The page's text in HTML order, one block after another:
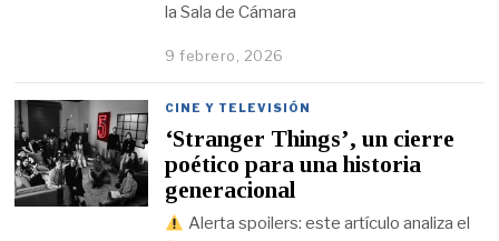
la Sala de Cámara
9 febrero, 2026
CINE Y TELEVISIÓN
‘Stranger Things’, un cierre
poético para una historia
generacional
Alerta spoilers: este artículo analiza el